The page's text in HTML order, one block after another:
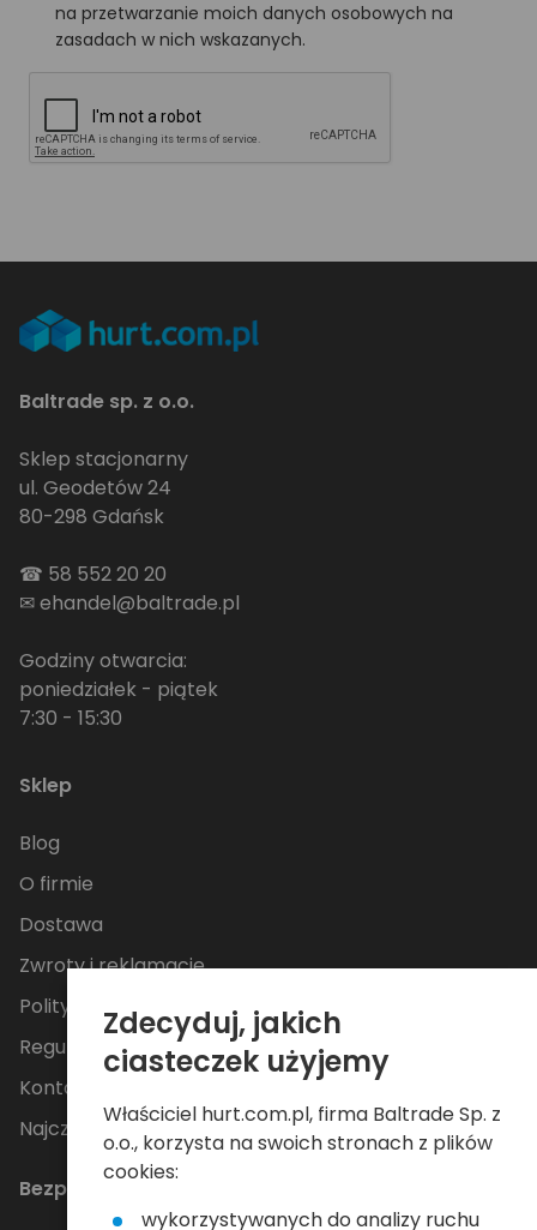
na przetwarzanie moich danych osobowych na
zasadach w nich wskazanych.
Baltrade sp. z o.o.
Sklep stacjonarny
ul. Geodetów 24
80-298 Gdańsk
☎ 58 552 20 20
✉ehandel@baltrade.pl
Godziny otwarcia:
poniedziałek - piątek
7:30 - 15:30
Sklep
Blog
O firmie
Dostawa
Zwroty i reklamacje
Polityka Prywatności
Regulamin
Kontakt
Najczęściej zadawane pytania
Bezpieczne płatności
Zdecyduj, jakich
ciasteczek użyjemy
Właściciel hurt.com.pl, firma Baltrade Sp. z
o.o., korzysta na swoich stronach z plików
cookies:
wykorzystywanych do analizy ruchu